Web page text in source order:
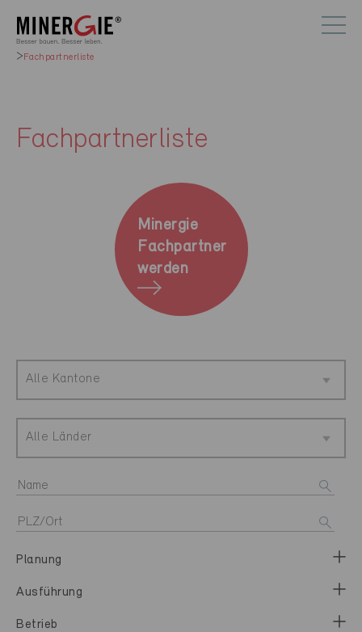
Fachpartnerliste
Fachpartnerliste
Minergie
Fachpartner
werden
Alle Kantone
Alle Länder
Planung
Ausführung
Betrieb